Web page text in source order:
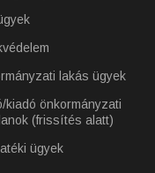
lakás ügyek
kiadó önkormányzati
(frissítés alatt)
ügyek